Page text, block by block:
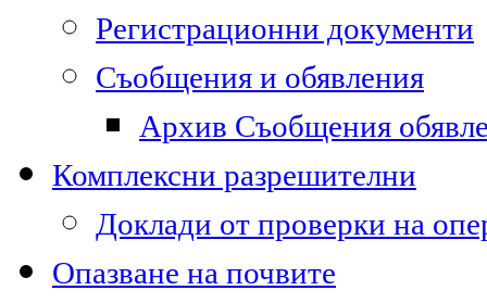
Регистрационни документи
Съобщения и обявления
Архив Съобщения
Комплексни разрешителни
Доклади от проверки на
Опазване на почвите